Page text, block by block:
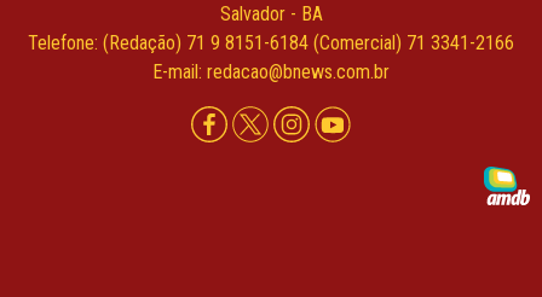
Salvador - BA
Telefone: (Redação) 71 9 8151-6184 (Comercial) 71 3341-2166
E-mail: redacao@bnews.com.br